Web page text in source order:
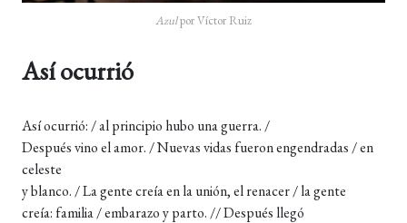
Azulpor Víctor Ruiz
Así ocurrió
Así ocurrió: / al principio hubo una guerra. /
Después vino el amor. / Nuevas vidas fueron engendradas / en
celeste
y blanco. / La gente creía en la unión, el renacer / la gente
creía: familia / embarazo y parto. // Después llegó